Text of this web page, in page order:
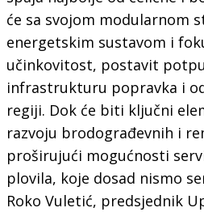
će sa svojom modularnom
energetskim sustavom i
učinkovitost, postavit
infrastrukturu popravka i
regiji. Dok će biti ključni
razvoju brodograđevnih i
proširujući mogućnosti
plovila, koje dosad nismo
Roko Vuletić, predsjednik